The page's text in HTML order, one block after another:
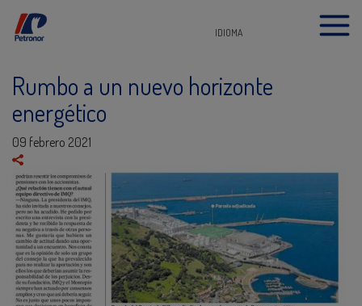
IDIOMA
Rumbo a un nuevo horizonte
energético
09 febrero 2021